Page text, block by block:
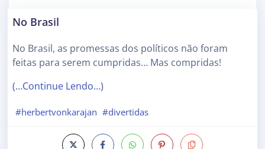
No Brasil
No Brasil, as promessas dos políticos não foram
feitas para serem cumpridas… Mas compridas!
(…Continue Lendo…)
#herbertvonkarajan #divertidas